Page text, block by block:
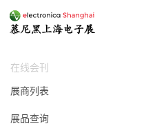
在线会刊
展商列表
展品查询